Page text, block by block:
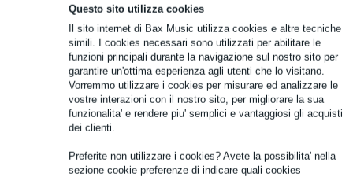
Questo sito utilizza cookies
Il sito internet di Bax Music utilizza cookies e altre tecniche
simili. I cookies necessari sono utilizzati per abilitare le
funzioni principali durante la navigazione sul nostro sito per
garantire un'ottima esperienza agli utenti che lo visitano.
Vorremmo utilizzare i cookies per misurare ed analizzare le
vostre interazioni con il nostro sito, per migliorare la sua
funzionalita' e rendere piu' semplici e vantaggiosi gli acquisti
dei clienti.
Preferite non utilizzare i cookies? Avete la possibilita' nella
sezione cookie preferenze di indicare quali cookies
Informazioni sul prodotto
materiale: metallo laccato nero, plastica (superficie cromata)
anello esterno: plastica con superficie cromata (alta lucentezza)
colore: nero, cromo
Specifiche complete
Accessori (7)